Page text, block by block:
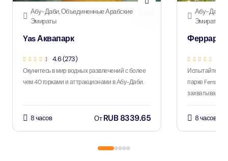
Абу-Даби, Объединенные Арабские
Эмираты
Yas Аквапарк
4.6 (273)
Окунитесь в мир водных развлечений с более
чем 40 горками и аттракционами в Абу-Даби.
8 часов ОтRUB 8339.65
Абу-Даби,
Эмираты
Феррари
Испытайте
парке Ferrari с
8 часов